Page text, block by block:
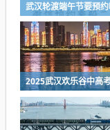
武汉轮渡端午节要预